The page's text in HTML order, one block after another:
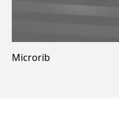
Microrib